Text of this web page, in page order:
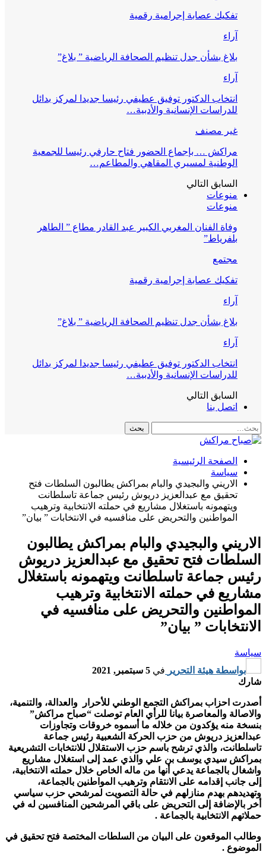
تفكيك عصابة إجرامية رقمية
آراء
بلاغ بشأن جدل تنظيم الصحافة الرياضية ” بلاغ”
آراء
انتخاب الدكتور توفيق عطيفي رئيسا جديدا لمركز بدائل
للدراسات الإنسانية والأدبية…
غير مصنف
مراكش … بإجماع الحضور فتاح حارفي رئيسا للجمعية
الوطنية لمسيري المقاهي والمطاعم…
السابق التالي
منوعات
منوعات
وفاة الفنان المغربي الكبير عبد القادر مطاع ” الطاهر
بلفرياط”
مجتمع
تفكيك عصابة إجرامية رقمية
آراء
بلاغ بشأن جدل تنظيم الصحافة الرياضية ” بلاغ”
آراء
انتخاب الدكتور توفيق عطيفي رئيسا جديدا لمركز بدائل
للدراسات الإنسانية والأدبية…
السابق التالي
اتصل بنا
الصفحة الرئيسية
سياسة
الاريني والبجيدي والبام بمراكش يطالبون السلطات فتح
تحقيق مع عبدالعزيز دريوش رئيس جماعة تاسلطانت
ويتهمونه باستغلال مشاريع في حملته الانتخابية وترهيب
المواطنين والتحريض على منافسيه في الانتخابات ” بيان”
الاريني والبجيدي والبام بمراكش يطالبون
السلطات فتح تحقيق مع عبدالعزيز دريوش
رئيس جماعة تاسلطانت ويتهمونه باستغلال
مشاريع في حملته الانتخابية وترهيب
المواطنين والتحريض على منافسيه في
الانتخابات ” بيان”
سياسة
بواسطة هيئة التحرير في 5 سبتمبر, 2021
شارك
أصدرت احزاب بمراكش التجمع الوطني للأحرار والعدالة، والتنمية،
والاصالة والمعاصرة بيانا للرأي العام توصلت “صباح مراكش”
بنسخة منه يؤكدون من خلاله ما أسموه خروقات وتجاوزات
عبدالعزيز دريوش من حزب الحركة الشعبية رئيس جماعة
تاسلطانت، والذي ترشح باسم حزب الاستقلال للانتخابات التشريعية
بمراكش سيدي يوسف بن علي والذي عمد إلى استغلال مشاريع
واشغال بالجماعة يدعي أنها من ماله الخاص خلال حملته الانتخابية،
إلى جانب إقدامه على الانتقام وترهيب المواطنين بالجماعة،
وتهديدهم بهدم منازلهم في حالة التصويت لمرشحي حزب سياسي
أخر بالإضافة إلى التحريض على باقي المرشحين المنافسين له في
حملاتهم الانتخابية بالجماعة .
وطالب الموقعون على البيان من السلطات المختصة فتح تحقيق في
الموضوع .